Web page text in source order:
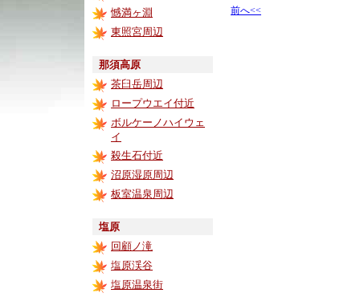
憾満ヶ淵
東照宮周辺
那須高原
茶臼岳周辺
ロープウエイ付近
ボルケーノハイウェ
イ
殺生石付近
沼原湿原周辺
板室温泉周辺
塩原
回顧ノ滝
塩原渓谷
塩原温泉街
前へ<<